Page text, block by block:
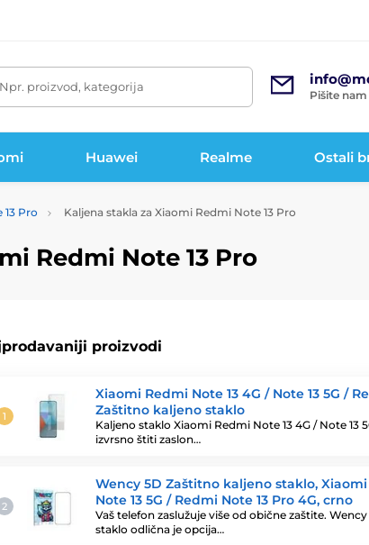
Npr. proizvod, kategorija
Pišite nam
Huawei Realme Ostali
13 Pro Kaljena stakla za Xiaomi Redmi Note 13 Pro
Redmi Note 13 Pro
proizvodi
Xiaomi Redmi Note 13 4G / Note 13 5G /
Zaštitno kaljeno staklo
Kaljeno staklo Xiaomi Redmi Note 13 4G / Note 13
izvrsno štiti zaslon…
Wency 5D Zaštitno kaljeno staklo, Xiaomi
Note 13 5G / Redmi Note 13 Pro 4G, crno
Vaš telefon zaslužuje više od obične zaštite.
staklo odlična je opcija…